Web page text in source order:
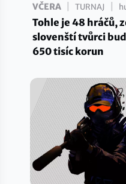
VČERA TURNAJ
Tohle je 48 hráčů,
slovenští tvůrci
650 tisíc korun